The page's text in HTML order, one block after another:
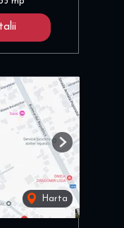
Harta
Next